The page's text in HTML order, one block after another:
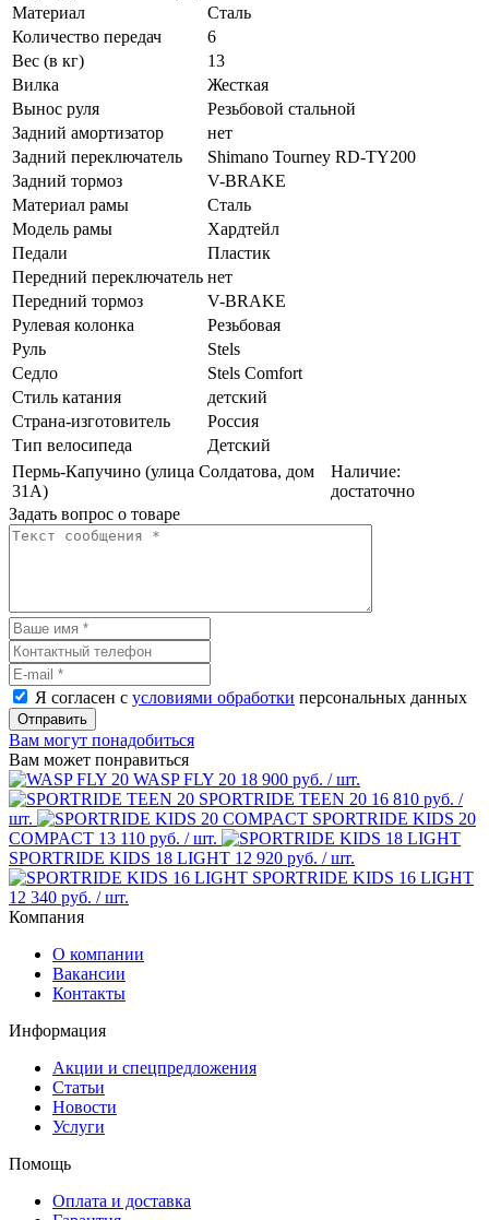
Материал
Сталь
Количество передач
6
Вес (в кг)
13
Вилка
Жесткая
Вынос руля
Резьбовой стальной
Задний амортизатор
нет
Задний переключатель
Shimano Tourney RD-TY200
Задний тормоз
V-BRAKE
Материал рамы
Сталь
Модель рамы
Хардтейл
Педали
Пластик
Передний переключатель нет
Передний тормоз
V-BRAKE
Рулевая колонка
Резьбовая
Руль
Stels
Седло
Stels Comfort
Стиль катания
детский
Страна-изготовитель
Россия
Тип велосипеда
Детский
Пермь-Капучино (улица Солдатова, дом
31А)
Наличие:
достаточно
Задать вопрос о товаре
Я согласен с условиями обработки персональных данных
Отправить
Вам могут понадобиться
Вам может понравиться
WASP FLY 20 18 900 руб. / шт.
SPORTRIDE TEEN 20 16 810 руб. /
шт.
SPORTRIDE KIDS 20
COMPACT 13 110 руб. / шт.
SPORTRIDE KIDS 18 LIGHT 12 920 руб. / шт.
SPORTRIDE KIDS 16 LIGHT
12 340 руб. / шт.
Компания
О компании
Вакансии
Контакты
Информация
Акции и спецпредложения
Статьи
Новости
Услуги
Помощь
Оплата и доставка